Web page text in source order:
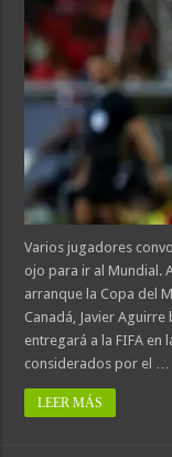
Varios jugadores
ojo para ir al Mundial.
arranque la Copa del
Canadá, Javier
entregará a la FIFA en
considerados por el …
LEER MÁS